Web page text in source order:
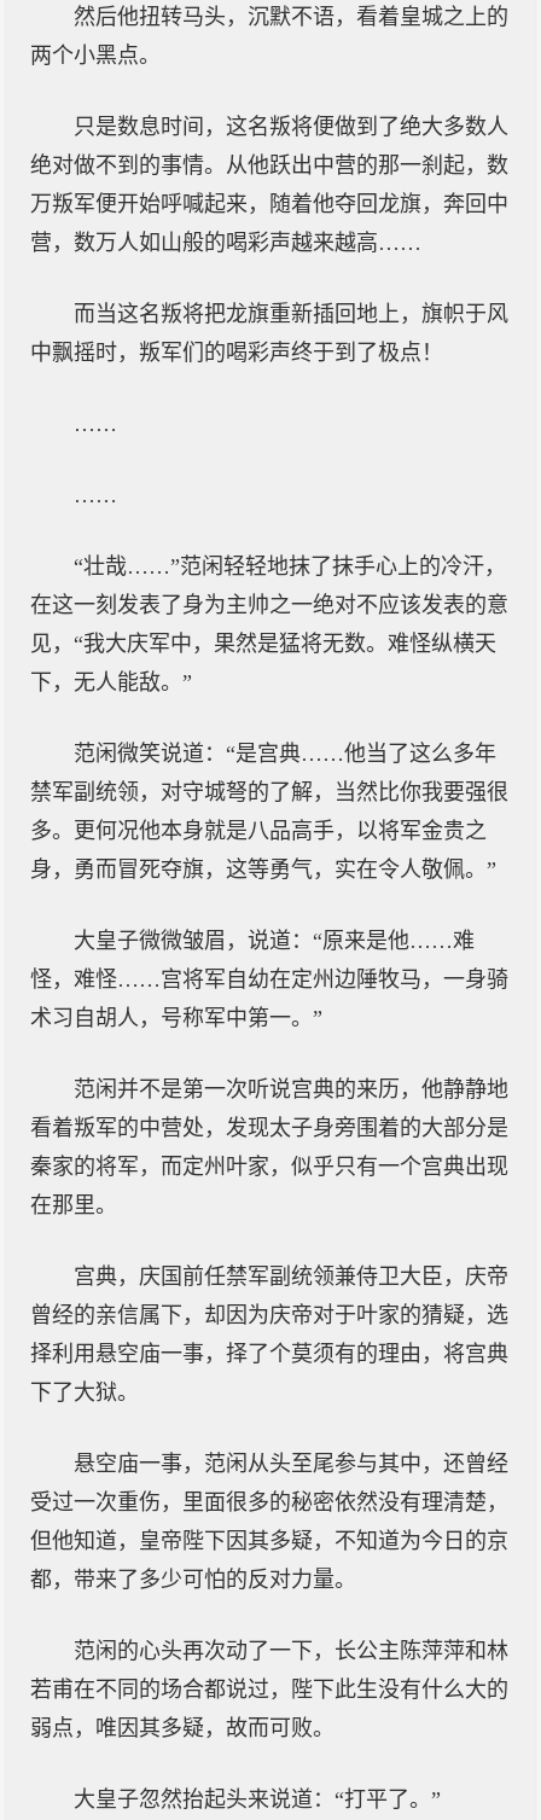
然后他扭转马头，沉默不语，看着皇城之上的
两个小黑点。
只是数息时间，这名叛将便做到了绝大多数人
绝对做不到的事情。从他跃出中营的那一刹起，数
万叛军便开始呼喊起来，随着他夺回龙旗，奔回中
营，数万人如山般的喝彩声越来越高……
而当这名叛将把龙旗重新插回地上，旗帜于风
中飘摇时，叛军们的喝彩声终于到了极点！
……
……
“壮哉……”范闲轻轻地抹了抹手心上的冷汗，
在这一刻发表了身为主帅之一绝对不应该发表的意
见，“我大庆军中，果然是猛将无数。难怪纵横天
下，无人能敌。”
范闲微笑说道：“是宫典……他当了这么多年
禁军副统领，对守城弩的了解，当然比你我要强很
多。更何况他本身就是八品高手，以将军金贵之
身，勇而冒死夺旗，这等勇气，实在令人敬佩。”
大皇子微微皱眉，说道：“原来是他……难
怪，难怪……宫将军自幼在定州边陲牧马，一身骑
术习自胡人，号称军中第一。”
范闲并不是第一次听说宫典的来历，他静静地
看着叛军的中营处，发现太子身旁围着的大部分是
秦家的将军，而定州叶家，似乎只有一个宫典出现
在那里。
宫典，庆国前任禁军副统领兼侍卫大臣，庆帝
曾经的亲信属下，却因为庆帝对于叶家的猜疑，选
择利用悬空庙一事，择了个莫须有的理由，将宫典
下了大狱。
悬空庙一事，范闲从头至尾参与其中，还曾经
受过一次重伤，里面很多的秘密依然没有理清楚，
但他知道，皇帝陛下因其多疑，不知道为今日的京
都，带来了多少可怕的反对力量。
范闲的心头再次动了一下，长公主陈萍萍和林
若甫在不同的场合都说过，陛下此生没有什么大的
弱点，唯因其多疑，故而可败。
大皇子忽然抬起头来说道：“打平了。”